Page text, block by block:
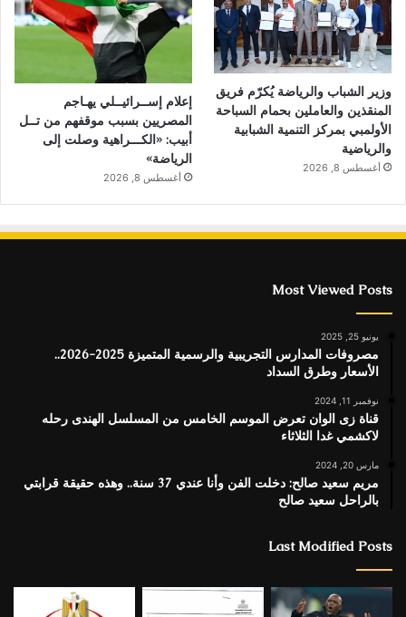
وزير الشباب والرياضة يُكرّم فريق
المنقذين والعاملين بحمام السباحة
الأولمبي بمركز التنمية الشبابية
والرياضية
أغسطس 8, 2026
إعلام إســرائيــلي يهـاجم
المصريين بسبب موقفهم من تــل
أبيب: «الكـــراهية وصلت إلى
الرياضة»
أغسطس 8, 2026
Most Viewed Posts
يونيو 25, 2025
مصروفات المدارس التجريبية والرسمية المتميزة 2025-2026..
الأسعار وطرق السداد
نوفمبر 11, 2024
قناة زى الوان تعرض الموسم الخامس من المسلسل الهندى رحله
لاكشمي غدا الثلاثاء
مارس 20, 2024
مريم سعيد صالح: دخلت الفن وأنا عندي 37 سنة.. وهذه حقيقة قرابتي
بالراحل سعيد صالح
Last Modified Posts